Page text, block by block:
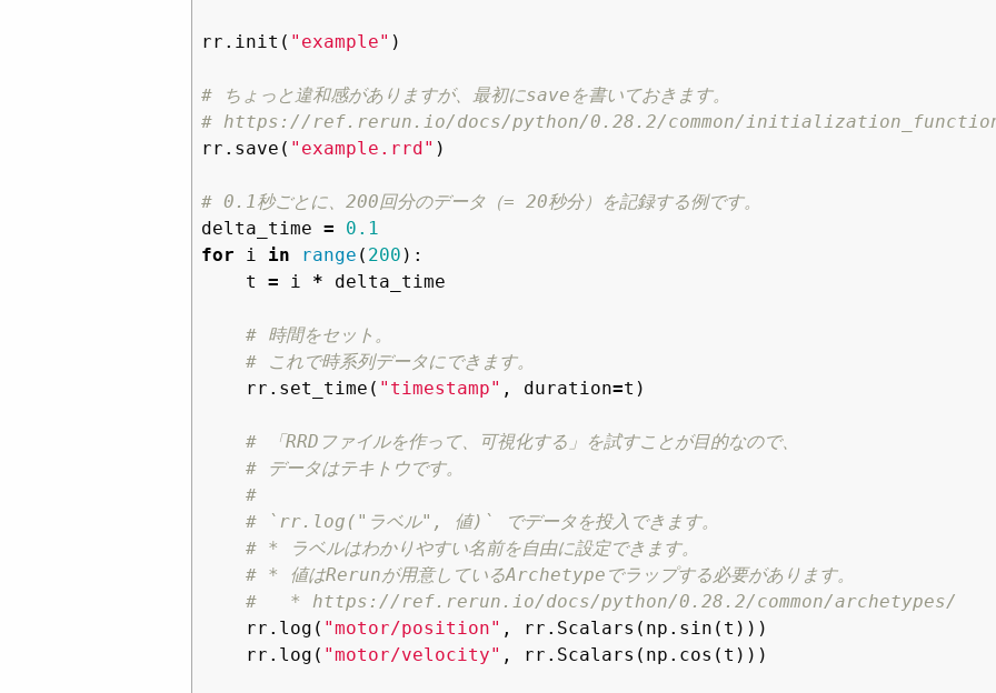
rr . init ( "example" )
# ちょっと違和感がありますが、最初にsaveを書いておきます。
rr . save ( "example.rrd" )
delta_time =
0.1
for
i in range ( 200 ):
t
= i * delta_time
rr . set_time ( "timestamp" , duration=t )
rr . log ( "motor/position" , rr . Scalars ( np . sin ( t )))
rr . log ( "motor/velocity" , rr . Scalars ( np . cos ( t )))